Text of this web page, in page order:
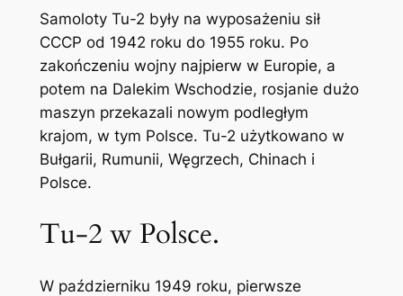
Samoloty Tu-2 były na wyposażeniu sił
CCCP od 1942 roku do 1955 roku. Po
zakończeniu wojny najpierw w Europie, a
potem na Dalekim Wschodzie, rosjanie dużo
maszyn przekazali nowym podległym
krajom, w tym Polsce. Tu-2 użytkowano w
Bułgarii, Rumunii, Węgrzech, Chinach i
Polsce.
Tu-2 w Polsce.
W październiku 1949 roku, pierwsze